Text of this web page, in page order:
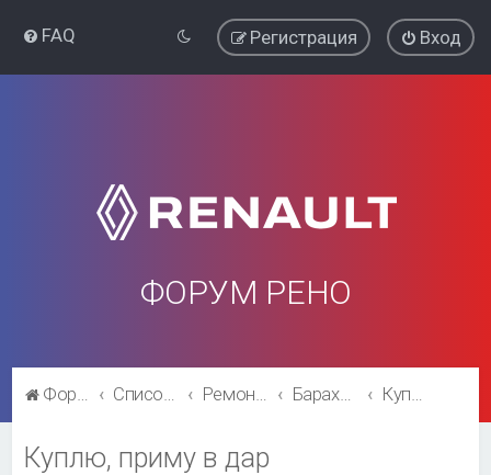
FAQ Вход
Регистрация
ФОРУМ РЕНО
Форум Рено Список форумов Ремонт и эксплуатация Барахолка Куплю, приму в дар
Куплю, приму в дар